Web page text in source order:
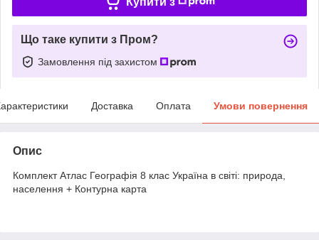
Що таке купити з Пром?
Замовлення під захистом
Доставка Оплата Умови повернення
Опис
Комплект Атлас Географія 8 клас Україна в світі: природа,
населення + Контурна карта